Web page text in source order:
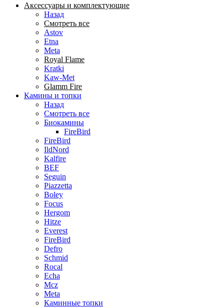
Аксессуары и комплектующие
Назад
Смотреть все
Astov
Etna
Meta
Royal Flame
Kratki
Kaw-Met
Glamm Fire
Камины и топки
Назад
Смотреть все
Биокамины
FireBird
FireBird
IldNord
Kalfire
BEF
Seguin
Piazzetta
Boley
Focus
Hergom
Hitze
Everest
FireBird
Defro
Schmid
Rocal
Echa
Mcz
Meta
Каминные топки